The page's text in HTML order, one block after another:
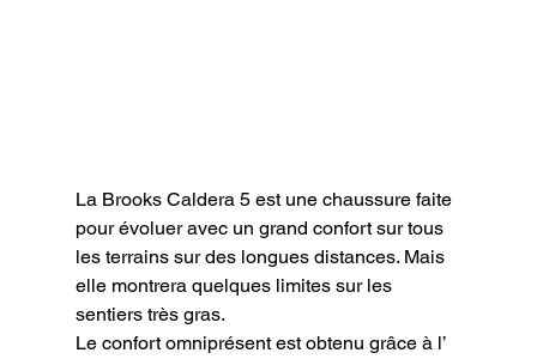
La Brooks Caldera 5 est une chaussure faite
pour évoluer avec un grand confort sur tous
les terrains sur des longues distances. Mais
elle montrera quelques limites sur les
sentiers très gras.
Le confort omniprésent est obtenu grâce à l’